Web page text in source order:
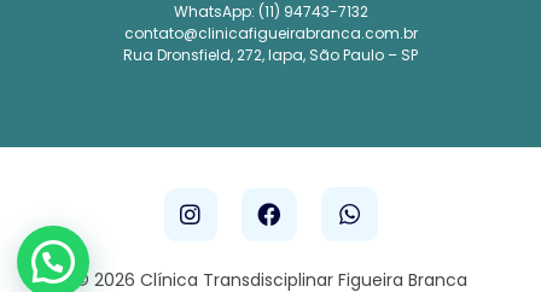
WhatsApp: (11) 94743-7132
contato@clinicafigueirabranca.com.br
Rua Dronsfield, 272, lapa, São Paulo – SP
© 2026 Clínica Transdisciplinar Figueira Branca